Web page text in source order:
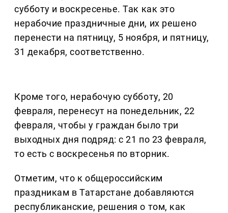
субботу и воскресенье. Так как это
нерабочие праздничные дни, их решено
перенести на пятницу, 5 ноября, и пятницу,
31 декабря, соответственно.
Кроме того, нерабочую субботу, 20
февраля, перенесут на понедельник, 22
февраля, чтобы у граждан было три
выходных дня подряд: с 21 по 23 февраля,
то есть с воскресенья по вторник.
Отметим, что к общероссийским
праздникам в Татарстане добавляются
республиканские, решения о том, как